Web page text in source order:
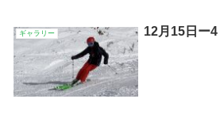
ギャラリー 12月15日ー4